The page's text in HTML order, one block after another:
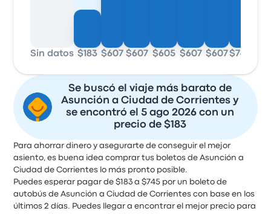
Sin datos $183 $607 $607 $605 $607 $607$745
Se buscó el viaje más barato de
Asunción a Ciudad de Corrientes y
se encontró el 5 ago 2026 con un
precio de $183
Para ahorrar dinero y asegurarte de conseguir el mejor
asiento, es buena idea comprar tus boletos de Asunción a
Ciudad de Corrientes lo más pronto posible.
Puedes esperar pagar de $183 a $745 por un boleto de
autobús de Asunción a Ciudad de Corrientes con base en los
últimos 2 días. Puedes llegar a encontrar el mejor precio para